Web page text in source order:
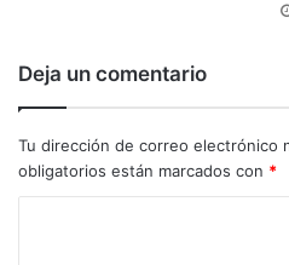
Deja un comentario
Tu dirección de correo electrónico
obligatorios están marcados con *